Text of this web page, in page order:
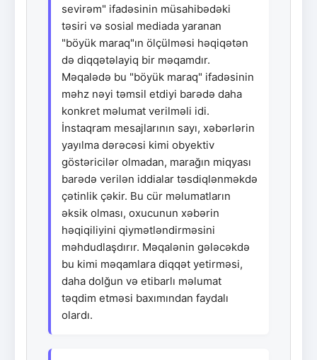
sevirəm" ifadəsinin müsahibədəki
təsiri və sosial mediada yaranan
"böyük maraq"ın ölçülməsi həqiqətən
də diqqətəlayiq bir məqamdır.
Məqalədə bu "böyük maraq" ifadəsinin
məhz nəyi təmsil etdiyi barədə daha
konkret məlumat verilməli idi.
İnstaqram mesajlarının sayı, xəbərlərin
yayılma dərəcəsi kimi obyektiv
göstəricilər olmadan, marağın miqyası
barədə verilən iddialar təsdiqlənməkdə
çətinlik çəkir. Bu cür məlumatların
əksik olması, oxucunun xəbərin
həqiqiliyini qiymətləndirməsini
məhdudlaşdırır. Məqalənin gələcəkdə
bu kimi məqamlara diqqət yetirməsi,
daha dolğun və etibarlı məlumat
təqdim etməsi baxımından faydalı
olardı.